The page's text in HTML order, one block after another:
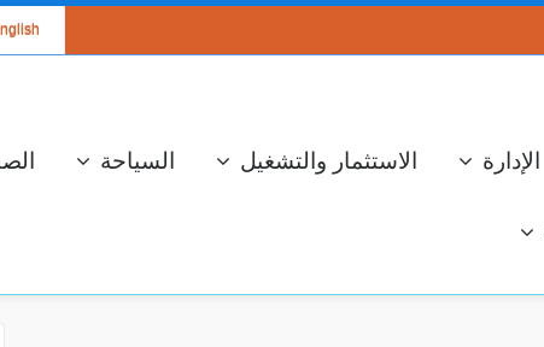
الإدارة الاستثمار والتشغيل السياحة